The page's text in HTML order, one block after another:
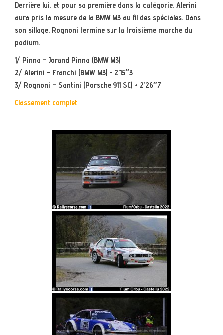
Derrière lui, et pour sa première dans la catégorie, Alerini
aura pris la mesure de la BMW M3 au fil des spéciales. Dans
son sillage, Rognoni termine sur la troisième marche du
podium.
1/ Pinna – Jorand Pinna (BMW M3)
2/ Alerini – Franchi (BMW M3) + 2’15″3
3/ Rognoni – Santini (Porsche 911 SC) + 2’26″7
Classement complet